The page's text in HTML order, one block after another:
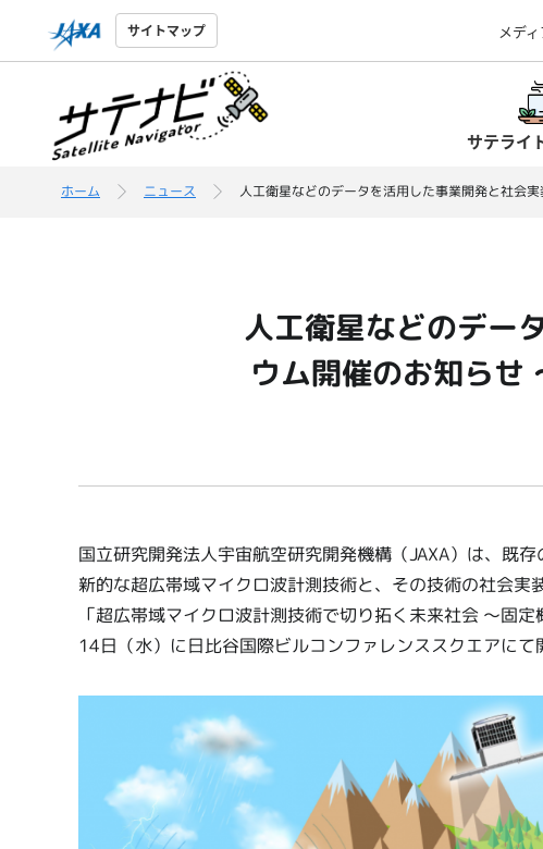
サイトマップ メデ
サテライ
ホーム ニュース 人工衛星などのデータを活用した事業開発と社会
人工衛星などのデー
ウム開催のお知らせ
国立研究開発法人宇宙航空研究開発機構（JAXA）は、既
新的な超広帯域マイクロ波計測技術と、その技術の社会
「超広帯域マイクロ波計測技術で切り拓く未来社会 ～固
14日（水）に日比谷国際ビルコンファレンススクエアにて